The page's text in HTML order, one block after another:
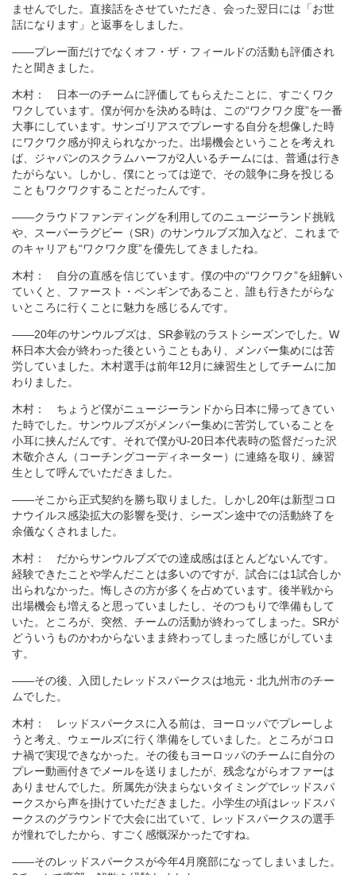
ませんでした。直接話をさせていただき、会った翌日には「お世
話になります」と返事をしました。
――プレー面だけでなくオフ・ザ・フィールドの活動も評価され
たと聞きました。
木村： 日本一のチームに評価してもらえたことに、すごくワク
ワクしています。僕が何かを決める時は、この“ワクワク度”を一番
大事にしています。サンゴリアスでプレーする自分を想像した時
にワクワク感が抑えられなかった。出場機会ということを考えれ
ば、ジャパンのスクラムハーフが2人いるチームには、普通は行き
たがらない。しかし、僕にとっては逆で、その競争に身を投じる
こともワクワクすることだったんです。
――クラウドファンディングを利用してのニュージーランド挑戦
や、スーパーラグビー（SR）のサンウルブズ加入など、これまで
のキャリアも“ワクワク度”を優先してきましたね。
木村： 自分の直感を信じています。僕の中の“ワクワク”を紐解い
ていくと、ファースト・ペンギンであること、誰も行きたがらな
いところに行くことに魅力を感じるんです。
――20年のサンウルブズは、SR参戦のラストシーズンでした。W
杯日本大会が終わった後ということもあり、メンバー集めには苦
労していました。木村選手は前年12月に練習生としてチームに加
わりました。
木村： ちょうど僕がニュージーランドから日本に帰ってきてい
た時でした。サンウルブズがメンバー集めに苦労していることを
小耳に挟んだんです。それで僕がU-20日本代表時の監督だった沢
木敬介さん（コーチングコーディネーター）に連絡を取り、練習
生として呼んでいただきました。
――そこから正式契約を勝ち取りました。しかし20年は新型コロ
ナウイルス感染拡大の影響を受け、シーズン途中での活動終了を
余儀なくされました。
木村： だからサンウルブズでの達成感はほとんどないんです。
経験できたことや学んだことは多いのですが、試合には1試合しか
出られなかった。悔しさの方が多くを占めています。後半戦から
出場機会も増えると思っていましたし、そのつもりで準備もして
いた。ところが、突然、チームの活動が終わってしまった。SRが
どういうものかわからないまま終わってしまった感じがしていま
す。
――その後、入団したレッドスパークスは地元・北九州市のチー
ムでした。
木村： レッドスパークスに入る前は、ヨーロッパでプレーしよ
うと考え、ウェールズに行く準備をしていました。ところがコロ
ナ禍で実現できなかった。その後もヨーロッパのチームに自分の
プレー動画付きでメールを送りましたが、残念ながらオファーは
ありませんでした。所属先が決まらないタイミングでレッドスパ
ークスから声を掛けていただきました。小学生の頃はレッドスパ
ークスのグラウンドで大会に出ていて、レッドスパークスの選手
が憧れでしたから、すごく感慨深かったですね。
――そのレッドスパークスが今年4月廃部になってしまいました。